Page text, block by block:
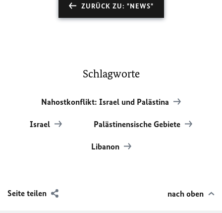
ZURÜCK ZU: "NEWS"
Schlagworte
Nahostkonflikt: Israel und Palästina
Israel Palästinensische Gebiete
Libanon
Seite teilen nach oben